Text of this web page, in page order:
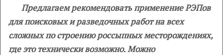
Предлагаем рекомендовать применение РЭПов
для поисковых и разведочных работ на всех
сложных по строению россыпных месторождениях,
где это технически возможно.Можно